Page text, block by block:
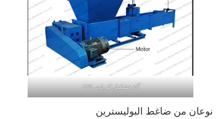
آلة تشكيل كريات EPS
نوعان من ضاغط البوليسترين